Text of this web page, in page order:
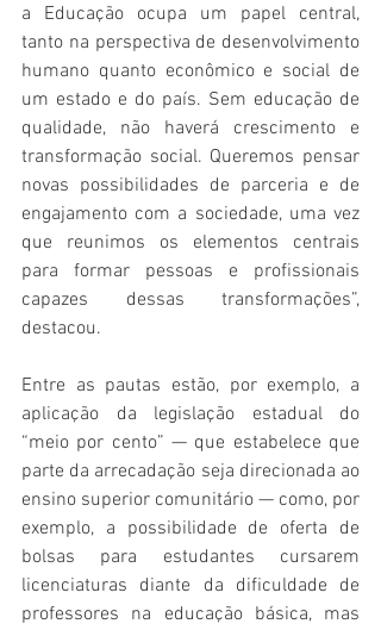
a Educação ocupa um papel central,
tanto na perspectiva de desenvolvimento
humano quanto econômico e social de
um estado e do país. Sem educação de
qualidade, não haverá crescimento e
transformação social. Queremos pensar
novas possibilidades de parceria e de
engajamento com a sociedade, uma vez
que reunimos os elementos centrais
para formar pessoas e profissionais
capazes dessas transformações”,
destacou.
Entre as pautas estão, por exemplo, a
aplicação da legislação estadual do
“meio por cento” — que estabelece que
parte da arrecadação seja direcionada ao
ensino superior comunitário — como, por
exemplo, a possibilidade de oferta de
bolsas para estudantes cursarem
licenciaturas diante da dificuldade de
professores na educação básica, mas